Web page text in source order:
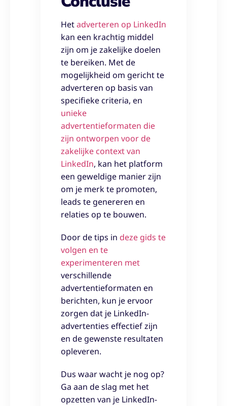
Hetadverteren op LinkedIn
kan een krachtig middel
zijn om je zakelijke doelen
te bereiken. Met de
mogelijkheid om gericht te
adverteren op basis van
specifieke criteria, en
unieke
advertentieformaten die
zijn ontworpen voor de
zakelijke context van
LinkedIn, kan het platform
een geweldige manier zijn
om je merk te promoten,
leads te genereren en
relaties op te bouwen.
Door de tips in deze gids te
volgen en te
experimenteren met
verschillende
advertentieformaten en
berichten, kun je ervoor
zorgen dat je LinkedIn-
advertenties effectief zijn
en de gewenste resultaten
opleveren.
Dus waar wacht je nog op?
Ga aan de slag met het
opzetten van je LinkedIn-